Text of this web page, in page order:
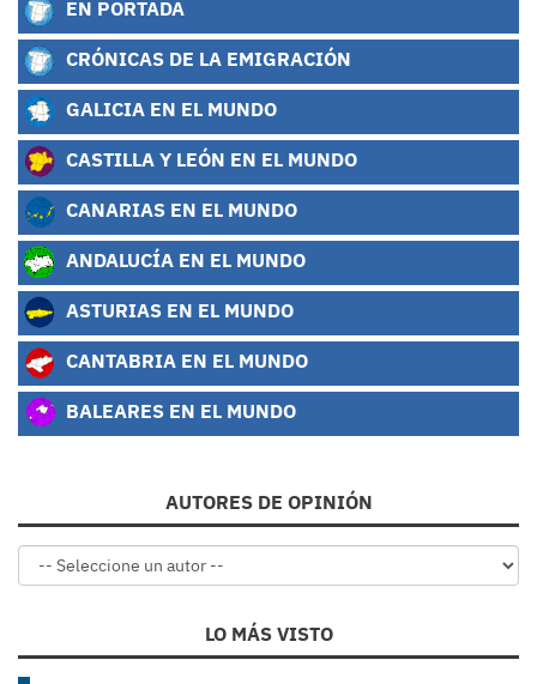
EN PORTADA
CRÓNICAS DE LA EMIGRACIÓN
GALICIA EN EL MUNDO
CASTILLA Y LEÓN EN EL MUNDO
CANARIAS EN EL MUNDO
ANDALUCÍA EN EL MUNDO
ASTURIAS EN EL MUNDO
CANTABRIA EN EL MUNDO
BALEARES EN EL MUNDO
AUTORES DE OPINIÓN
LO MÁS VISTO